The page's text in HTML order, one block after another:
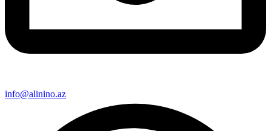
info@alinino.az